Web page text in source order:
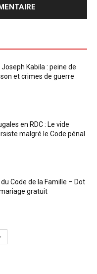
Kabila : peine de
et crimes de guerre
en RDC : Le vide
malgré le Code pénal
Code de la Famille – Dot
gratuit